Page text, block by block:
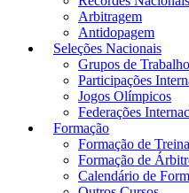
Arbitragem
Antidopagem
Seleções Nacionais
Grupos de Trabalho
Participações
Jogos Olímpicos
Federações
Formação
Formação de
Formação de
Calendário de